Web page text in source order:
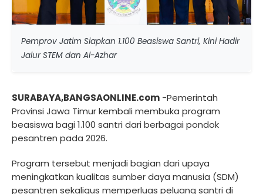
Pemprov Jatim Siapkan 1.100 Beasiswa Santri, Kini Hadir
Jalur STEM dan Al-Azhar
SURABAYA,BANGSAONLINE.com -Pemerintah
Provinsi Jawa Timur kembali membuka program
beasiswa bagi 1.100 santri dari berbagai pondok
pesantren pada 2026.
Program tersebut menjadi bagian dari upaya
meningkatkan kualitas sumber daya manusia (SDM)
pesantren sekaligus memperluas peluang santri di